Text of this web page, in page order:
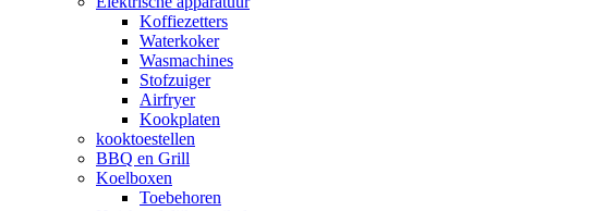
Koffiezetters
Waterkoker
Wasmachines
Stofzuiger
Airfryer
Kookplaten
kooktoestellen
BBQ en Grill
Koelboxen
Toebehoren